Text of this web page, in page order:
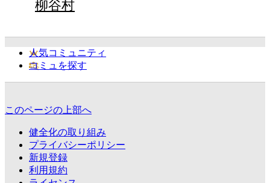
柳谷村
人気コミュニティ
コミュを探す
このページの上部へ
健全化の取り組み
プライバシーポリシー
新規登録
利用規約